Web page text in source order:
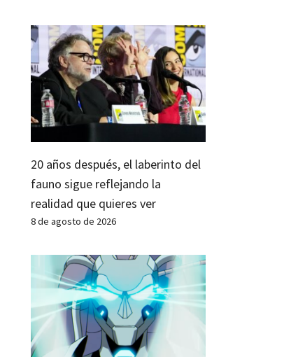
20 años después, el laberinto del
fauno sigue reflejando la
realidad que quieres ver
8 de agosto de 2026